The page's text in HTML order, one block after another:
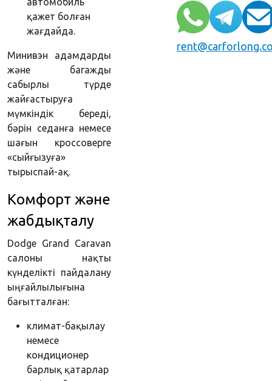
қажет болған
жағдайда.
Минивэн адамдарды
және багажды
сабырлы түрде
жайғастыруға
мүмкіндік береді,
бәрін седанға немесе
шағын кроссоверге
«сыйғызуға»
тырыспай-ақ.
Комфорт және
жабдықталу
Dodge Grand Caravan
салоны нақты
күнделікті пайдалану
ыңғайлылығына
бағытталған:
климат-бақылау
немесе
кондиционер
барлық қатарлар